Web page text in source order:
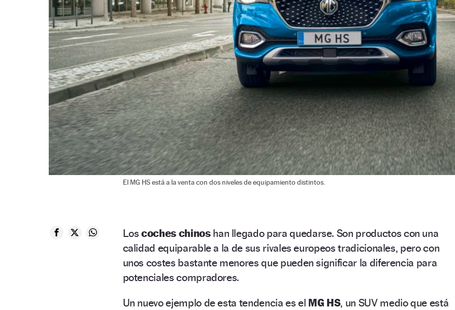
El MG HS está a la venta con dos niveles de equipamiento distintos.
Loscoches chinoshan llegado para quedarse. Son productos con una
calidad equiparable a la de sus rivales europeos tradicionales, pero con
unos costes bastante menores que pueden significar la diferencia para
potenciales compradores.
Un nuevo ejemplo de esta tendencia es el MG HS, un SUV medio que está